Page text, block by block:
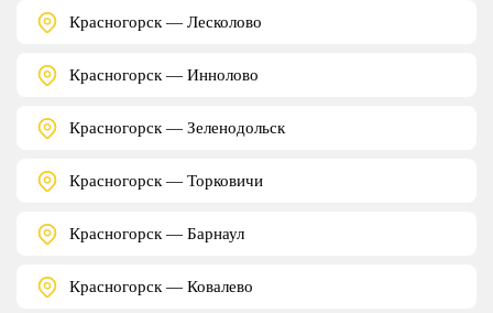
Красногорск — Лесколово
Красногорск — Иннолово
Красногорск — Зеленодольск
Красногорск — Торковичи
Красногорск — Барнаул
Красногорск — Ковалево